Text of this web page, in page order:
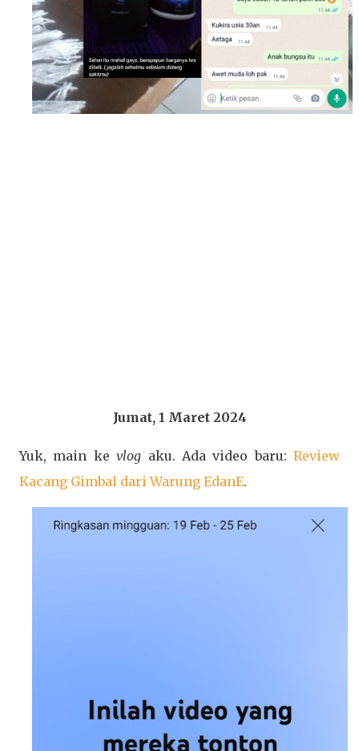
Jumat, 1 Maret 2024
Yuk, main kevlog aku. Ada video baru: Review
Kacang Gimbal dari Warung EdanE.